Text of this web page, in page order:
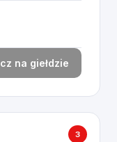
na giełdzie
3